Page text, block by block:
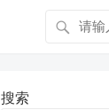
搜索